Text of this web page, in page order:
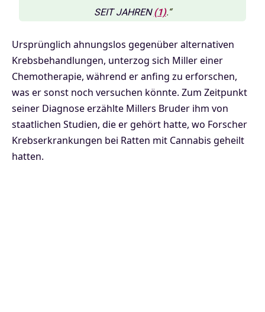
SEIT JAHREN (1).“
Ursprünglich ahnungslos gegenüber alternativen
Krebsbehandlungen, unterzog sich Miller einer
Chemotherapie, während er anfing zu erforschen,
was er sonst noch versuchen könnte. Zum Zeitpunkt
seiner Diagnose erzählte Millers Bruder ihm von
staatlichen Studien, die er gehört hatte, wo Forscher
Krebserkrankungen bei Ratten mit Cannabis geheilt
hatten.